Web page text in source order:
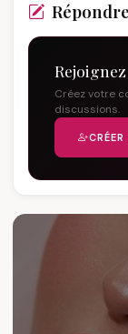
Rejoignez
Créez votre
discussions.